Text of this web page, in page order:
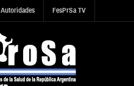
Autoridades FesPrSa TV